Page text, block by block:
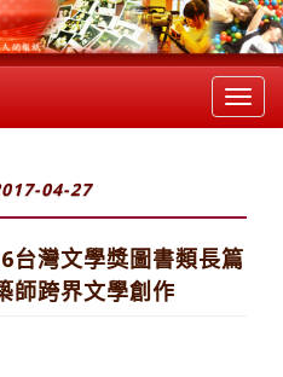
04-27
台灣文學獎圖書類長篇
師跨界文學創作